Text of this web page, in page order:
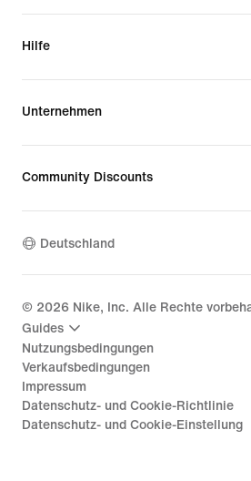
Hilfe
Unternehmen
Community Discounts
Deutschland
© 2026 Nike, Inc. Alle Rechte
Guides
Nutzungsbedingungen
Verkaufsbedingungen
Impressum
Datenschutz- und Cookie-Richtlinie
Datenschutz- und Cookie-Einstellung